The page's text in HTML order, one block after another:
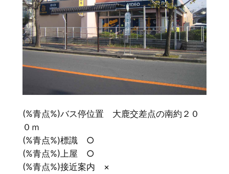
(%青点%)バス停位置 大鹿交差点の南約２０
０ｍ
(%青点%)標識 ○
(%青点%)上屋 ○
(%青点%)接近案内 ×